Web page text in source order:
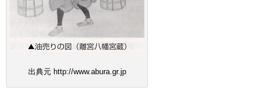
出典元 http://www.abura.gr.jp